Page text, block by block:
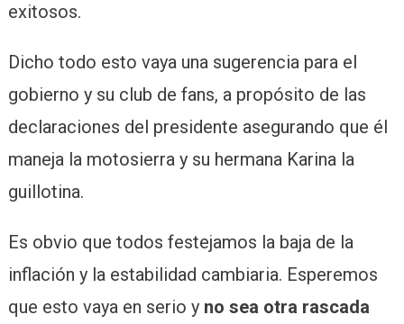
exitosos.
Dicho todo esto vaya una sugerencia para el
gobierno y su club de fans, a propósito de las
declaraciones del presidente asegurando que él
maneja la motosierra y su hermana Karina la
guillotina.
Es obvio que todos festejamos la baja de la
inflación y la estabilidad cambiaria. Esperemos
que esto vaya en serio yno sea otra rascada